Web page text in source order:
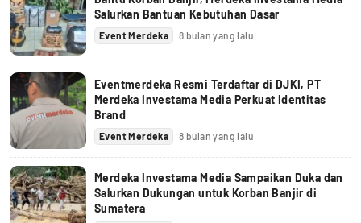
Salurkan Bantuan Kebutuhan Dasar
Event Merdeka 8 bulan yang lalu
Eventmerdeka Resmi Terdaftar di DJKI, PT
Merdeka Investama Media Perkuat Identitas
Brand
Event Merdeka 8 bulan yang lalu
Merdeka Investama Media Sampaikan Duka dan
Salurkan Dukungan untuk Korban Banjir di
Sumatera